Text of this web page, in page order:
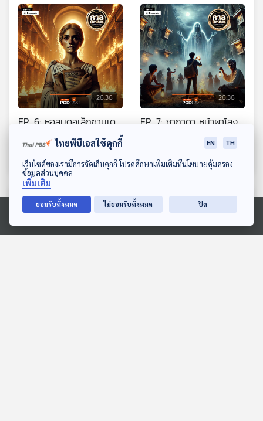
ดาวน์โหลด Thai PBS Podcast Application
Ⓒ 2020 องค์การกระจายเสียงและแพร่ภาพสาธารณะแห่งประเทศไทย
26:36
EP. 6: หอสมุดอเล็กซานเด
รีย หอสมุดในเปลวเพลิง
กาลเวลาโคจร เปิดตำนานปริศนา
26:36
EP. 7: ซากาดา หน้าผาโลง
กาลเวลาโคจร เปิดตำนานปริศนา
ตอนที่เกี่ยวข้อง
ไทยพีบีเอสใช้คุกกี้ EN TH
เว็บไซต์ของเรามีการจัดเก็บคุกกี้ โปรดศึกษาเพิ่มเติมที่นโยบายคุ้มครอง
ข้อมูลส่วนบุคคล
เพิ่มเติม
ยอมรับทั้งหมด ไม่ยอมรับทั้งหมด ปิด